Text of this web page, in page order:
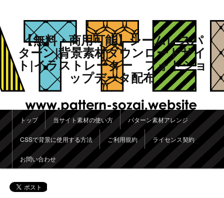
【無料・商用可能】シームレスパ
ターン|背景素材ダウンロードサイ
ト|イラストレーター フォトショ
ップデータ配布
メインメニュー
メインコンテンツへ移動
サブコンテンツへ移動
トップ 当サイト素材の使い方 パターン素材アレンジ
CSSで背景に使用する方法 ご利用規約 ライセンス契約
お問い合わせ